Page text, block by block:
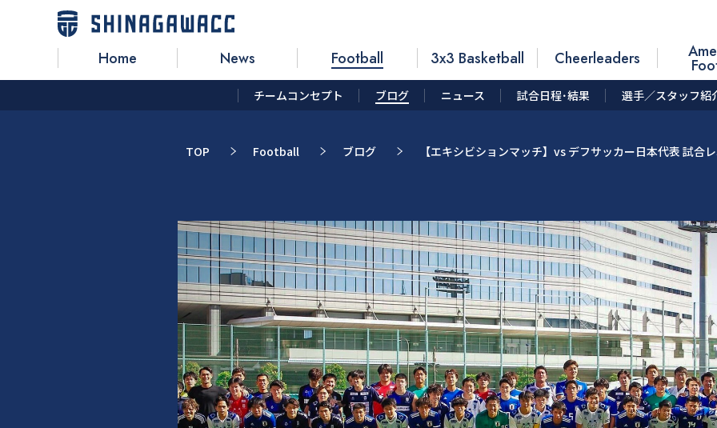
Home News Football 3x3 Basketball Cheerleaders
チームコンセプト ブログ ニュース 試合日程･結果 選手／スタッフ紹
TOP Football ブログ 【エキシビションマッチ】vs デフサッカー日本代表 試合